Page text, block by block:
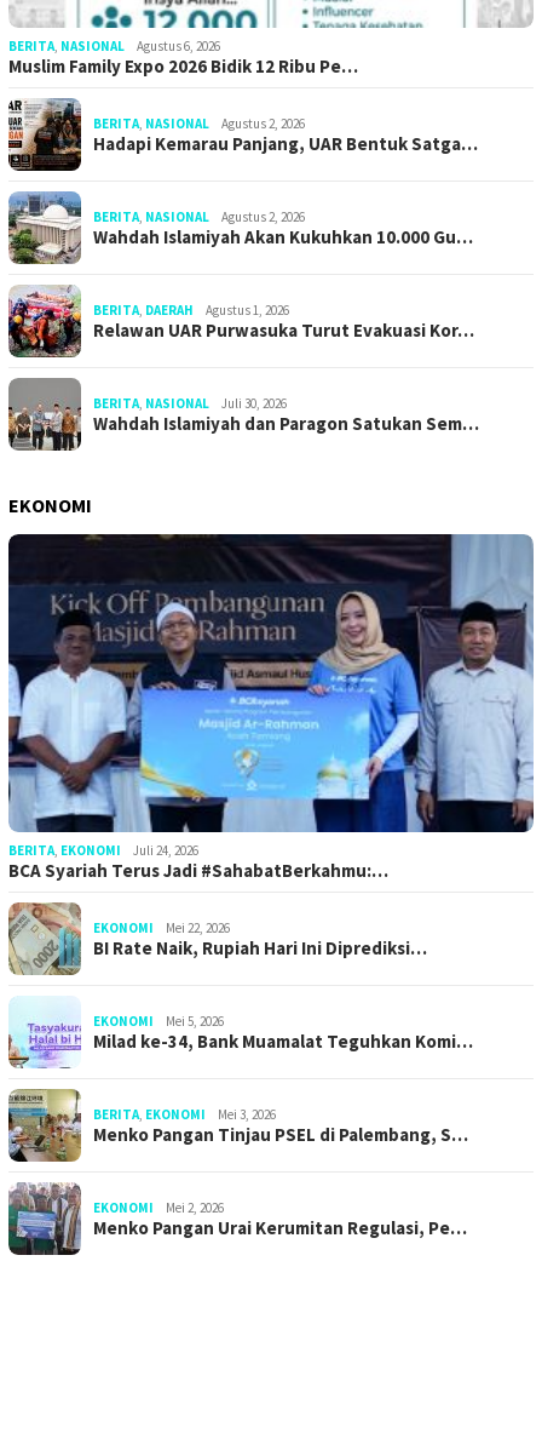
BERITA, NASIONAL Agustus 6, 2026
Muslim Family Expo 2026 Bidik 12 Ribu Pe…
BERITA, NASIONAL Agustus 2, 2026
Hadapi Kemarau Panjang, UAR Bentuk Satga…
BERITA, NASIONAL Agustus 2, 2026
Wahdah Islamiyah Akan Kukuhkan 10.000 Gu…
BERITA, DAERAH Agustus 1, 2026
Relawan UAR Purwasuka Turut Evakuasi Kor…
BERITA, NASIONAL Juli 30, 2026
Wahdah Islamiyah dan Paragon Satukan Sem…
EKONOMI
BERITA, EKONOMI Juli 24, 2026
BCA Syariah Terus Jadi #SahabatBerkahmu:…
EKONOMI Mei 22, 2026
BI Rate Naik, Rupiah Hari Ini Diprediksi…
EKONOMI Mei 5, 2026
Milad ke-34, Bank Muamalat Teguhkan Komi…
BERITA, EKONOMI Mei 3, 2026
Menko Pangan Tinjau PSEL di Palembang, S…
EKONOMI Mei 2, 2026
Menko Pangan Urai Kerumitan Regulasi, Pe…